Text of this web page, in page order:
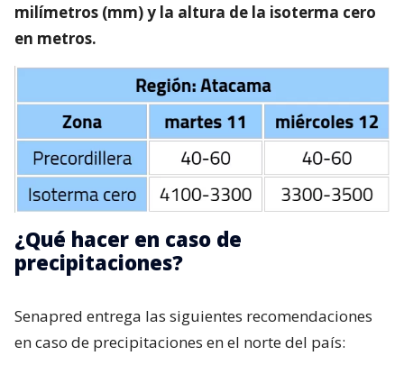
milímetros (mm) y la altura de la isoterma cero
en metros.
¿Qué hacer en caso de
precipitaciones?
Senapred entrega las siguientes recomendaciones
en caso de precipitaciones en el norte del país: